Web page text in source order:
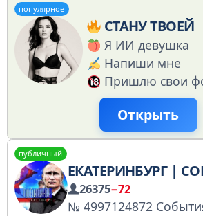
популярное
СТАНУ ТВОЕЙ
Я ИИ девушка
Напиши мне
Пришлю свои
Открыть
публичный
ЕКАТЕРИНБУРГ |
26375−72